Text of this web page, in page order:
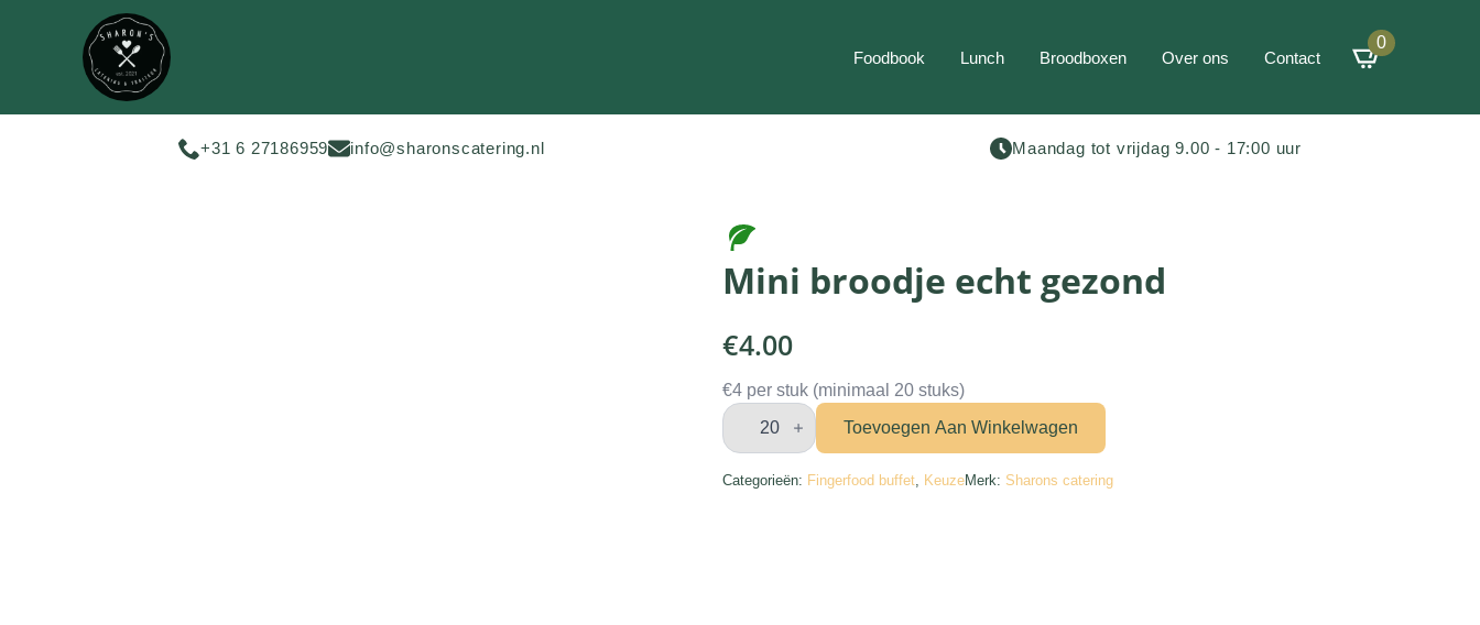
Foodbook Lunch Broodboxen Over ons Contact
0
+31 6 27186959 info@sharonscatering.nl Maandag tot vrijdag 9.00 - 17:00 uur
Mini broodje echt gezond
€4.00
€4 per stuk (minimaal 20 stuks)
Mini
broodje
echt
aantal
Toevoegen Aan Winkelwagen
Categorieën: Fingerfood buffet, KeuzeMerk: Sharons catering